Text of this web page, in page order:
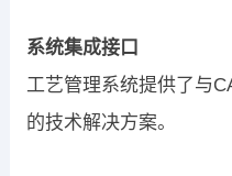
系统集成接口
工艺管理系统提供了与
的技术解决方案。